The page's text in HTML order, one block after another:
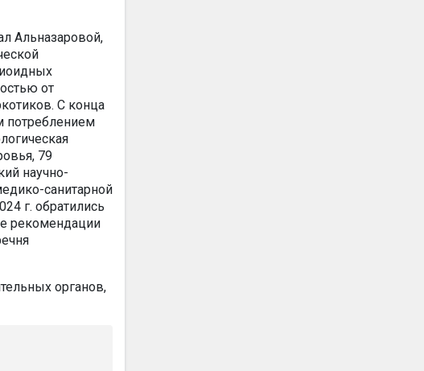
Альназаровой,
от
С конца
потреблением
79
научно-
санитарной
г. обратились
рекомендации
органов,